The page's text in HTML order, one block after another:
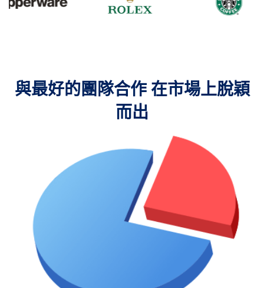
與最好的團隊合作 在市場上脫穎
而出